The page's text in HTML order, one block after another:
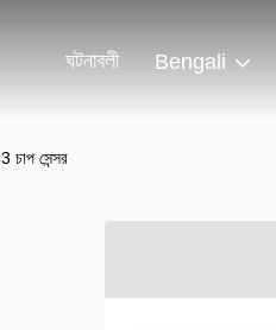
ঘটনাবলী Bengali
চাপ সেন্সর